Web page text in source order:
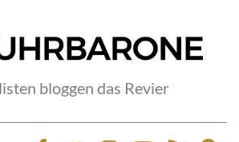
bloggen das Revier